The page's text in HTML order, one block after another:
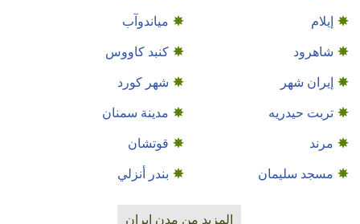
إيلام
مياندوآب
شاهرود
كنبد كاووس
إيران شهر
شهر كورد
تربت حيدريه
مدينة سمنان
مرند
قوتشان
مسجد سليمان
بندر أنزلي
المزيد من مدن إيران